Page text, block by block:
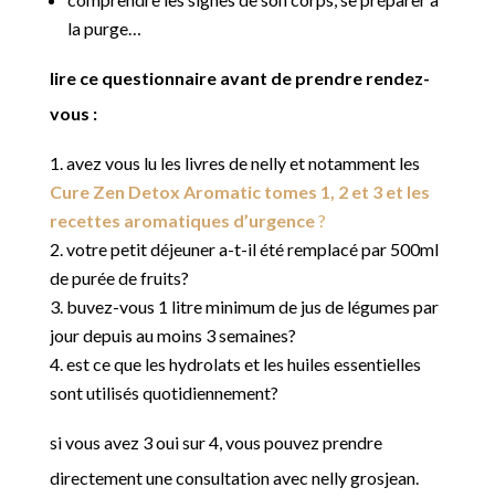
la purge…
lire ce questionnaire avant de prendre rendez-
vous :
avez vous lu les livres de nelly et notamment les
Cure Zen Detox Aromatic tomes 1, 2 et 3 et les
recettes aromatiques d’urgence?
votre petit déjeuner a-t-il été remplacé par 500ml
de purée de fruits?
buvez-vous 1 litre minimum de jus de légumes par
jour depuis au moins 3 semaines?
est ce que les hydrolats et les huiles essentielles
sont utilisés quotidiennement?
si vous avez 3 oui sur 4, vous pouvez prendre
directement une consultation avec nelly grosjean.